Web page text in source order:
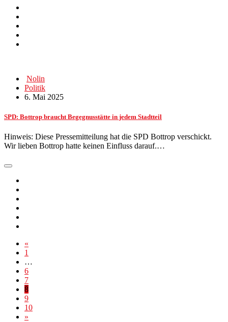
Nolin
Politik
6. Mai 2025
SPD: Bottrop braucht Begegnusstätte in jedem Stadtteil
Hinweis: Diese Pressemitteilung hat die SPD Bottrop verschickt.
Wir lieben Bottrop hatte keinen Einfluss darauf.…
«
1
…
6
7
8
9
10
»